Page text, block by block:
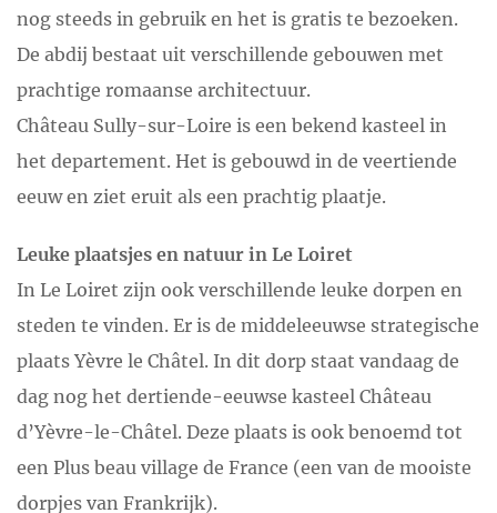
nog steeds in gebruik en het is gratis te bezoeken.
De abdij bestaat uit verschillende gebouwen met
prachtige romaanse architectuur.
Château Sully-sur-Loire is een bekend kasteel in
het departement. Het is gebouwd in de veertiende
eeuw en ziet eruit als een prachtig plaatje.
Leuke plaatsjes en natuur in Le Loiret
In Le Loiret zijn ook verschillende leuke dorpen en
steden te vinden. Er is de middeleeuwse strategische
plaats Yèvre le Châtel. In dit dorp staat vandaag de
dag nog het dertiende-eeuwse kasteel Château
d’Yèvre-le-Châtel. Deze plaats is ook benoemd tot
een Plus beau village de France (een van de mooiste
dorpjes van Frankrijk).